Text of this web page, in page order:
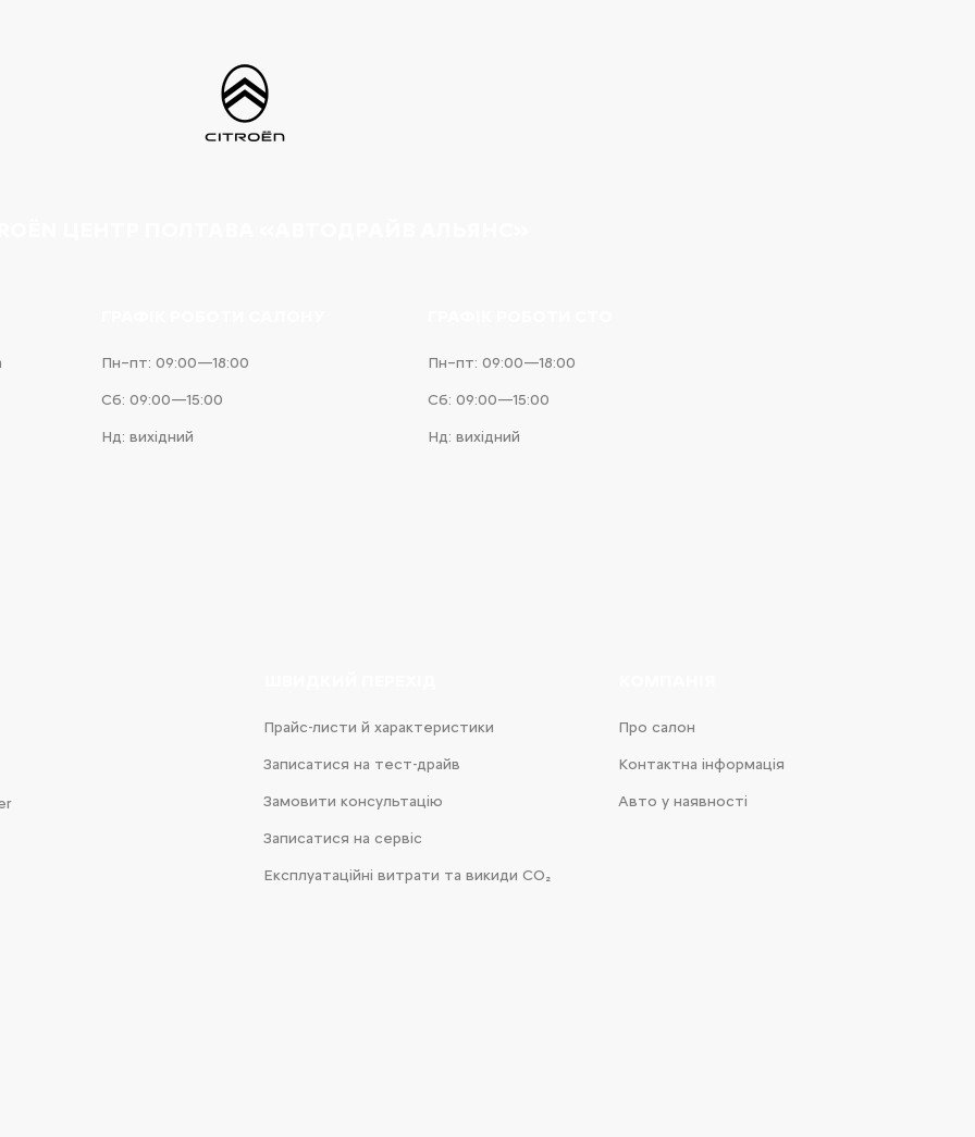
Пн–пт: 09:00—18:00
Сб: 09:00—15:00
Нд: вихідний
Пн–пт: 09:00—18:00
Сб: 09:00—15:00
Нд: вихідний
Прайс-листи й характеристики
Записатися на тест-драйв
Замовити консультацію
Записатися на сервіс
Експлуатаційні витрати та викиди CO₂
Про салон
Контактна інформація
Авто у наявності